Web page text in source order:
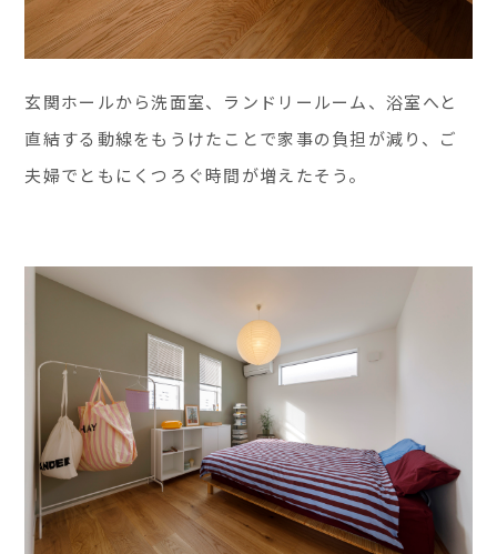
玄関ホールから洗面室、ランドリールーム、浴室へと
直結する動線をもうけたことで家事の負担が減り、ご
夫婦でともにくつろぐ時間が増えたそう。